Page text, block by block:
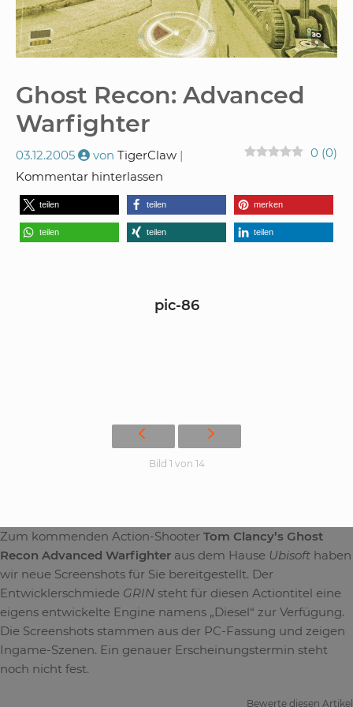
Ghost Recon: Advanced
Warfighter
03.12.2005 von TigerClaw 0 (0)
Kommentar hinterlassen
teilen teilen merken
teilen teilen teilen
pic-86
Bild 1 von 14
Zum kommenden Action-Shooter Tom Clancy’s Ghost
Recon Advanced Warfighter aus dem Hause Ubisoft haben
wir neue Screenshots für Sie bereitgestellt. Der
Entwicklerschmiede GRIN steht für diesen Actiontitel eine
eigens entwickelte Engine namens „Diesel“ zur Verfügung.
Die Screenshots stammen aus der PC-Fassung und zeigen
Ingame-Szenen. Ein genauer Erscheinungstermin steht
noch nicht fest.
Bewerte diesen Artikel